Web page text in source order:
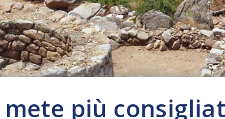
più